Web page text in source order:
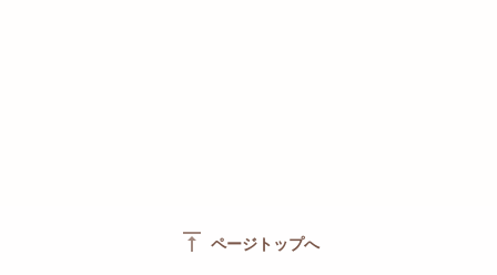
vertical_align_top ページトップへ